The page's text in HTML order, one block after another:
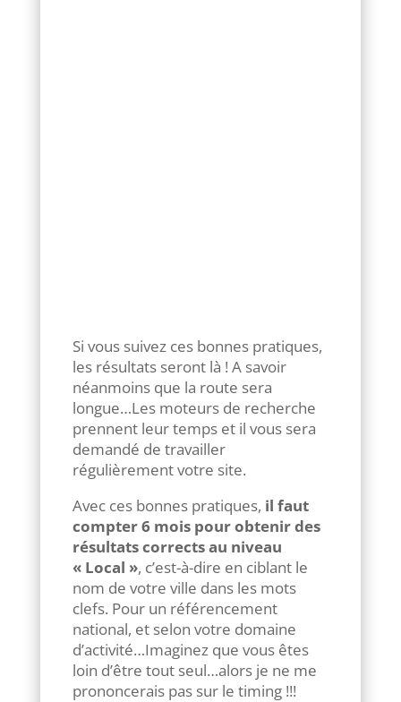
Si vous suivez ces bonnes pratiques,
les résultats seront là ! A savoir
néanmoins que la route sera
longue…Les moteurs de recherche
prennent leur temps et il vous sera
demandé de travailler
régulièrement votre site.
Avec ces bonnes pratiques, il faut
compter 6 mois pour obtenir des
résultats corrects au niveau
« Local », c’est-à-dire en ciblant le
nom de votre ville dans les mots
clefs. Pour un référencement
national, et selon votre domaine
d’activité…Imaginez que vous êtes
loin d’être tout seul…alors je ne me
prononcerais pas sur le timing !!!